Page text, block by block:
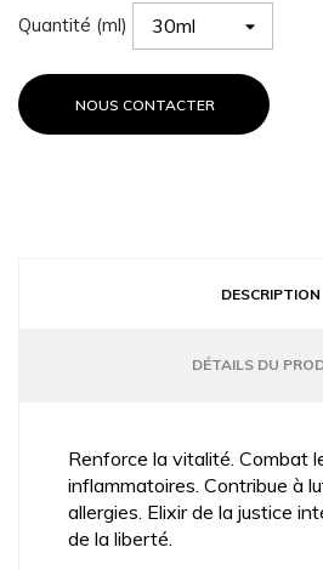
Quantité (ml)
NOUS CONTACTER
DESCRIPTION
DÉTAILS DU
Renforce la vitalité. Combat
inflammatoires. Contribue à
allergies. Elixir de la justice
de la liberté.